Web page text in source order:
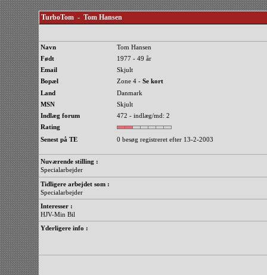
TurboTom - Tom Hansen
Navn
Tom Hansen
Født
1977 - 49 år
Email
Skjult
Bopæl
Zone 4 - Se kort
Land
Danmark
MSN
Skjult
Indlæg forum
472 - indlæg/md: 2
Rating
Senest på TE
0 besøg registreret efter 13-2-2003
Nuværende stilling :
Specialarbejder
Tidligere arbejdet som :
Specialarbejder
Interesser :
HJV-Min Bil
Yderligere info :